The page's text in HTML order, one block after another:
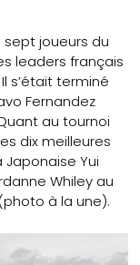
joueurs du
leaders français
Il s’était terminé
Fernandez
au tournoi
dix meilleures
Japonaise Yui
Whiley au
à la une).